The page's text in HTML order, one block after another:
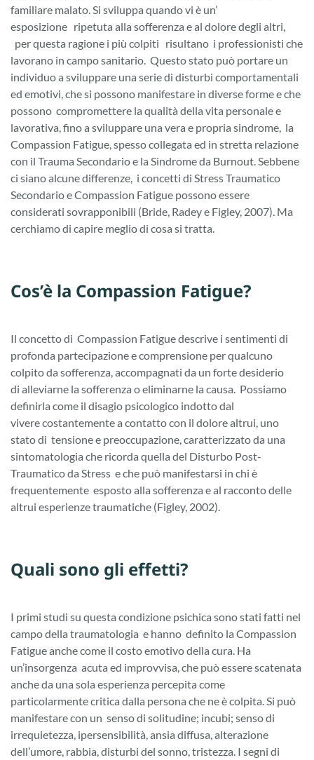
familiare malato. Si sviluppa quando vi è un’
esposizione ripetuta alla sofferenza e al dolore degli altri,
per questa ragione i più colpiti risultano i professionisti che
lavorano in campo sanitario. Questo stato può portare un
individuo a sviluppare una serie di disturbi comportamentali
ed emotivi, che si possono manifestare in diverse forme e che
possono compromettere la qualità della vita personale e
lavorativa, fino a sviluppare una vera e propria sindrome, la
Compassion Fatigue, spesso collegata ed in stretta relazione
con il Trauma Secondario e la Sindrome da Burnout. Sebbene
ci siano alcune differenze, i concetti di Stress Traumatico
Secondario e Compassion Fatigue possono essere
considerati sovrapponibili (Bride, Radey e Figley, 2007). Ma
cerchiamo di capire meglio di cosa si tratta.
Cos’è la Compassion Fatigue?
Il concetto di Compassion Fatigue descrive i sentimenti di
profonda partecipazione e comprensione per qualcuno
colpito da sofferenza, accompagnati da un forte desiderio
di alleviarne la sofferenza o eliminarne la causa. Possiamo
definirla come il disagio psicologico indotto dal
vivere costantemente a contatto con il dolore altrui, uno
stato di tensione e preoccupazione, caratterizzato da una
sintomatologia che ricorda quella del Disturbo Post-
Traumatico da Stress e che può manifestarsi in chi è
frequentemente esposto alla sofferenza e al racconto delle
altrui esperienze traumatiche (Figley, 2002).
Quali sono gli effetti?
I primi studi su questa condizione psichica sono stati fatti nel
campo della traumatologia e hanno definito la Compassion
Fatigue anche come il costo emotivo della cura. Ha
un’insorgenza acuta ed improvvisa, che può essere scatenata
anche da una sola esperienza percepita come
particolarmente critica dalla persona che ne è colpita. Si può
manifestare con un senso di solitudine; incubi; senso di
irrequietezza, ipersensibilità, ansia diffusa, alterazione
dell’umore, rabbia, disturbi del sonno, tristezza. I segni di